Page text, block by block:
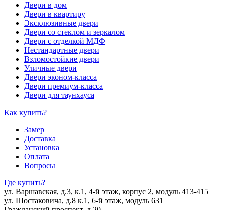
Двери в дом
Двери в квартиру
Эксклюзивные двери
Двери со стеклом и зеркалом
Двери с отделкой МДФ
Нестандартные двери
Взломостойкие двери
Уличные двери
Двери эконом-класса
Двери премиум-класса
Двери для таунхауса
Как купить?
Замер
Доставка
Установка
Оплата
Вопросы
Где купить?
ул. Варшавская, д.3, к.1, 4-й этаж, корпус 2, модуль 413-415
ул. Шостаковича, д.8 к.1, 6-й этаж, модуль 631